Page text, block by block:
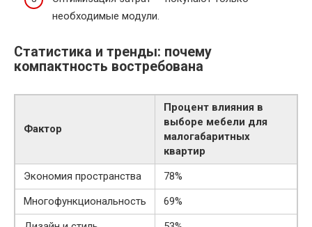
необходимые модули.
Статистика и тренды: почему
компактность востребована
Фактор
Процент влияния в
выборе мебели для
малогабаритных
квартир
Экономия пространства
78%
Многофункциональность
69%